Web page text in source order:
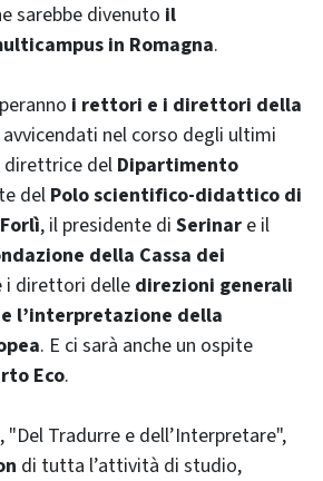
sarebbe divenuto il
in Romagna.
i rettori e i direttori della
avvicendati nel corso degli ultimi
direttrice delDipartimento
del Polo scientifico-didattico di
, il presidente di Serinar e il
della Cassa dei
i direttori delledirezioni generali
l’interpretazione della
. E ci sarà anche un ospite
Eco.
Tradurre e dell’Interpretare",
di tutta l’attività di studio,